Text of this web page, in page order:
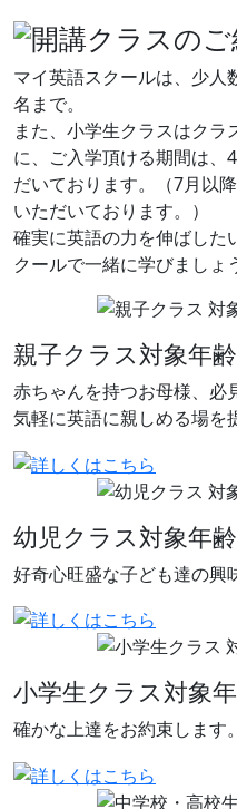
マイ英語スクールは、少人
名まで。
また、小学生クラスはク
に、ご入学頂ける期間は、
だいております。（7月以
いただいております。）
確実に英語の力を伸ばした
クールで一緒に学びましょ
親子クラス対象年
赤ちゃんを持つお母様、必
気軽に英語に親しめる場を
幼児クラス対象年
好奇心旺盛な子ども達の興
小学生クラス対象
確かな上達をお約束します。